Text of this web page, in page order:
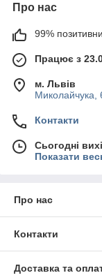
Про нас
99%
Працює з
м. Львів
Миколайчука,
Контакти
Сьогодні
Показати
Про нас
Контакти
Доставка та